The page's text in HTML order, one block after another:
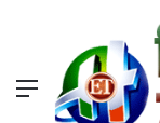
Menu